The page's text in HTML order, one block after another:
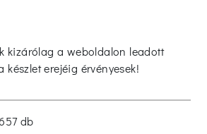
kizárólag a weboldalon leadott
készlet erejéig érvényesek!
db